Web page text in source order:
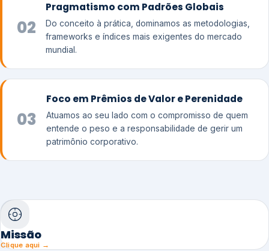
02
Pragmatismo com Padrões Globais
Do conceito à prática, dominamos as metodologias,
frameworks e índices mais exigentes do mercado
mundial.
03
Foco em Prêmios de Valor e Perenidade
Atuamos ao seu lado com o compromisso de quem
entende o peso e a responsabilidade de gerir um
patrimônio corporativo.
Missão
Clique aqui →